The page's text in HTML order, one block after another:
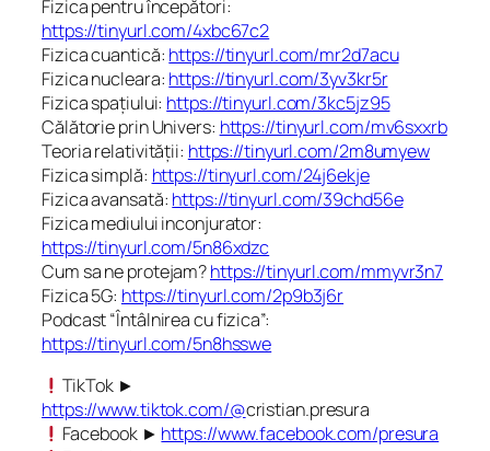
Fizica pentru începători:
https://tinyurl.com/4xbc67c2
Fizica cuantică: https://tinyurl.com/mr2d7acu
Fizica nucleara: https://tinyurl.com/3yv3kr5r
Fizica spațiului: https://tinyurl.com/3kc5jz95
Călătorie prin Univers: https://tinyurl.com/mv6sxxrb
Teoria relativității: https://tinyurl.com/2m8umyew
Fizica simplă: https://tinyurl.com/24j6ekje
Fizica avansată: https://tinyurl.com/39chd56e
Fizica mediului inconjurator:
https://tinyurl.com/5n86xdzc
Cum sa ne protejam?https://tinyurl.com/mmyvr3n7
Fizica 5G: https://tinyurl.com/2p9b3j6r
Podcast “Întâlnirea cu fizica”:
https://tinyurl.com/5n8hsswe
TikTok ►
https://www.tiktok.com/@cristian.presura
Facebook ► https://www.facebook.com/presura